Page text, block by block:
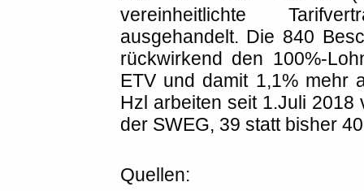
vereinheitlichte
ausgehandelt. Die 840
rückwirkend den 100%-
ETV und damit 1,1% mehr
Hzl arbeiten seit 1.Juli
der SWEG, 39 statt bisher
Quellen: